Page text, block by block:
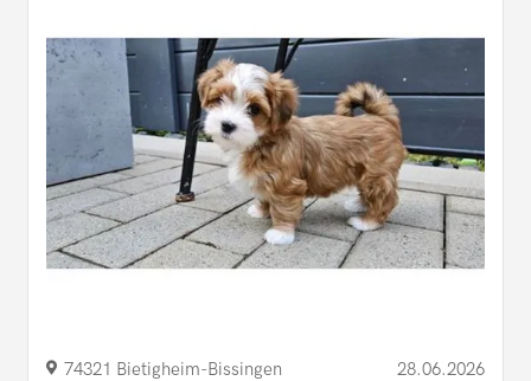
74321 Bietigheim-Bissingen 28.06.2026